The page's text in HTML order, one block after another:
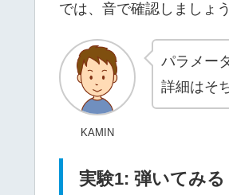
では、音で確認しましょう
KAMIN
パラメー
詳細はそ
実験1: 弾いてみる